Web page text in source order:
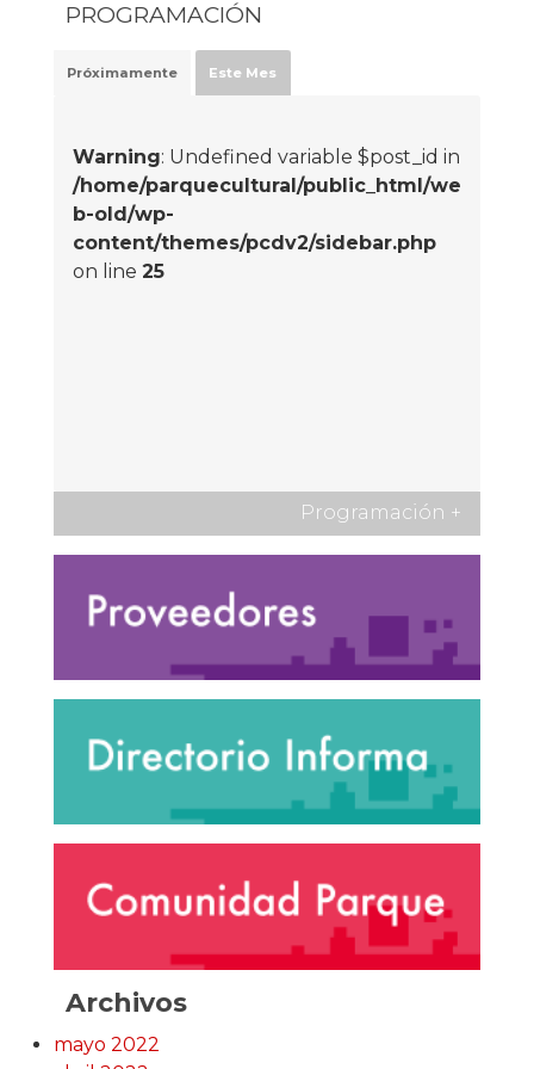
PROGRAMACIÓN
Próximamente Este Mes
Warning: Undefined variable $post_id in
/home/parquecultural/public_html/we
b-old/wp-
content/themes/pcdv2/sidebar.php
on line 25
Programación +
Archivos
mayo 2022